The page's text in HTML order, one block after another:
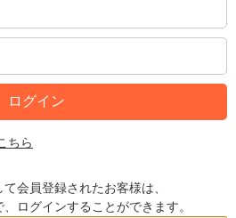
ちら
会員登録されたお客様は、
ログインすることができます。